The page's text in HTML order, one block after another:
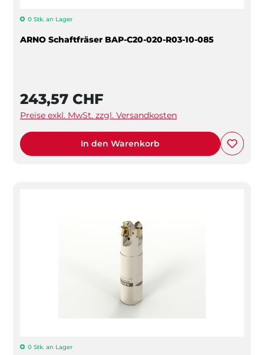
0 Stk. an Lager
ARNO Schaftfräser BAP-C20-020-R03-10-085
243,57 CHF
Preise exkl. MwSt. zzgl. Versandkosten
In den Warenkorb
0 Stk. an Lager